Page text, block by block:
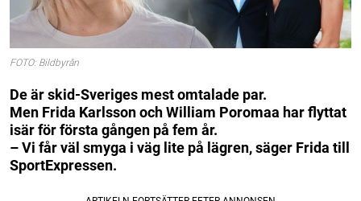
FOTO: Bildbyrån
De är skid-Sveriges mest omtalade par.
Men Frida Karlsson och William Poromaa har flyttat
isär för första gången på fem år.
– Vi får väl smyga i väg lite på lägren, säger Frida till
SportExpressen.